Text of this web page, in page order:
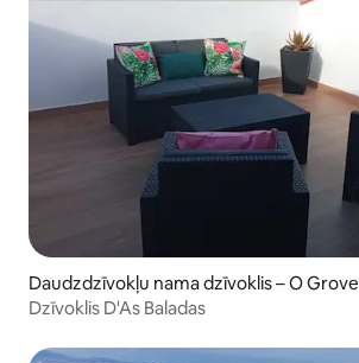
Daudzdzīvokļu nama dzīvoklis – O Grove
Dzīvoklis D'As Baladas